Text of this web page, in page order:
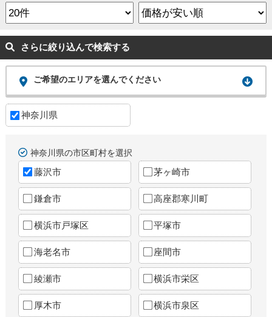
さらに絞り込んで検索する
ご希望のエリアを選んでください
神奈川県
神奈川県の市区町村を選択
藤沢市 茅ヶ崎市
鎌倉市 高座郡寒川町
横浜市戸塚区 平塚市
海老名市 座間市
綾瀬市 横浜市栄区
厚木市 横浜市泉区